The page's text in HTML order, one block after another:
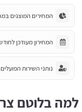
המחירים המוצגים
המחירון מעודכן לחודש
נותני השירות
למה בלוטם